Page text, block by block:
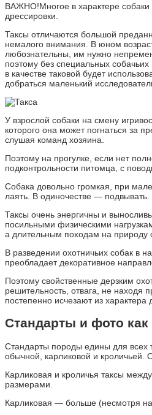
ВАЖНО!Многое в характере собаки
дрессировки.
Таксы отличаются большой
немалого внимания. В юном
любознательны, им нужно
поэтому без специальных
в качестве таковой будет
добраться маленький
У взрослой собаки на смену
которого она может погнаться за
слушая команд хозяина.
Поэтому на прогулке, если нет
подконтрольности питомца, с
Собака довольно громкая, при
лаять. В одиночестве — подвывать.
Таксы очень энергичны и
посильными физическими
а длительным походам на природу
В разведении охотничьих собак в
преобладает декоративное
Поэтому свойственные дерзким
решительность, отвага, не находя
постепенно исчезают из
Стандарты и фото как
Стандарты породы едины для всех
обычной, карликовой и кроличьей.
Карликовая и кроличья таксы
размерами.
Карликовая — больше (несмотря